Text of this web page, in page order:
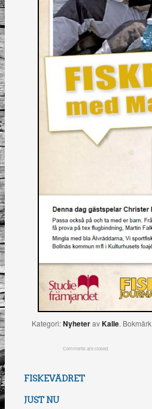
Kategori:NyheteravKalle. Bokmärk
Comments are closed.
FISKEVÄDRET
JUST NU